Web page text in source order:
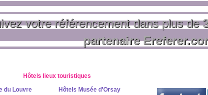
votre référencement dans plus de
partenaire
Hôtels lieux touristiques
du Louvre
Hôtels Musée d'Orsay